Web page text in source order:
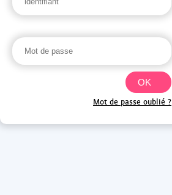
Mot de passe oublié ?